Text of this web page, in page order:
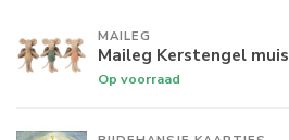
MAILEG
Maileg Kerstengel muis
Op voorraad